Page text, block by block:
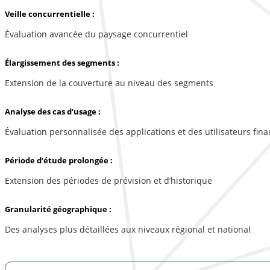
Veille concurrentielle :
Évaluation avancée du paysage concurrentiel
Élargissement des segments :
Extension de la couverture au niveau des segments
Analyse des cas d’usage :
Évaluation personnalisée des applications et des utilisateurs
Période d’étude prolongée :
Extension des périodes de prévision et d’historique
Granularité géographique :
Des analyses plus détaillées aux niveaux régional et national